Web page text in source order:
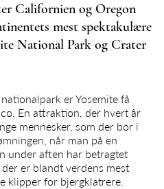
Californien og Oregon
mest spektakulære
National Park og Crater
er Yosemite få
En attraktion, der hvert år
mennesker, som der bor i
når man på en
under aften har betragtet
er blandt verdens mest
klipper for bjergklatrere.